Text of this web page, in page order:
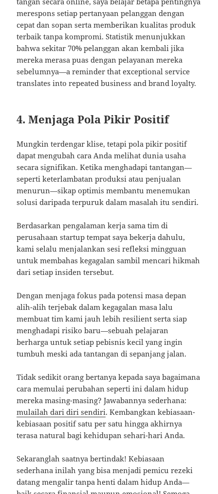
merespons setiap pertanyaan pelanggan dengan
cepat dan sopan serta memberikan kualitas produk
terbaik tanpa kompromi. Statistik menunjukkan
bahwa sekitar 70% pelanggan akan kembali jika
mereka merasa puas dengan pelayanan mereka
sebelumnya—a reminder that exceptional service
translates into repeated business and brand loyalty.
4. Menjaga Pola Pikir Positif
Mungkin terdengar klise, tetapi pola pikir positif
dapat mengubah cara Anda melihat dunia usaha
secara signifikan. Ketika menghadapi tantangan—
seperti keterlambatan produksi atau penjualan
menurun—sikap optimis membantu menemukan
solusi daripada terpuruk dalam masalah itu sendiri.
Berdasarkan pengalaman kerja sama tim di
perusahaan startup tempat saya bekerja dahulu,
kami selalu menjalankan sesi refleksi mingguan
untuk membahas kegagalan sambil mencari hikmah
dari setiap insiden tersebut.
Dengan menjaga fokus pada potensi masa depan
alih-alih terjebak dalam kegagalan masa lalu
membuat tim kami jauh lebih resilient serta siap
menghadapi risiko baru—sebuah pelajaran
berharga untuk setiap pebisnis kecil yang ingin
tumbuh meski ada tantangan di sepanjang jalan.
Tidak sedikit orang bertanya kepada saya bagaimana
cara memulai perubahan seperti ini dalam hidup
mereka masing-masing? Jawabannya sederhana:
mulailah dari diri sendiri. Kembangkan kebiasaan-
kebiasaan positif satu per satu hingga akhirnya
terasa natural bagi kehidupan sehari-hari Anda.
Sekaranglah saatnya bertindak! Kebiasaan
sederhana inilah yang bisa menjadi pemicu rezeki
datang mengalir tanpa henti dalam hidup Anda—